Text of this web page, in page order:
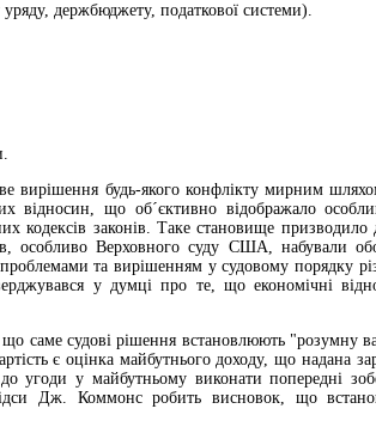
держбюджету, податкової системи).
будь-якого конфлікту мирним
що об´єктивно відображало
кодексів законів. Таке становище
особливо Верховного суду США, набували
та вирішенням у судовому порядку
у думці про те, що економічні
саме судові рішення встановлюють "розумну
є оцінка майбутнього доходу, що
угоди у майбутньому виконати попередні
Дж. Коммонс робить висновок, що